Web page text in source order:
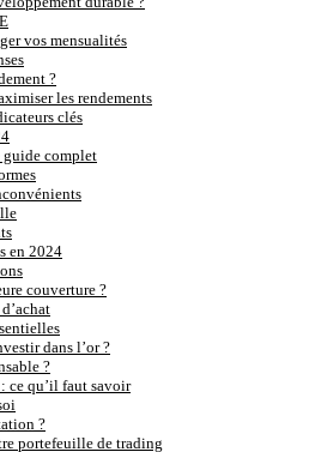
vos mensualités
?
les rendements
clés
guide complet
en 2024
couverture ?
dans l’or ?
?
ce qu’il faut savoir
?
portefeuille de trading